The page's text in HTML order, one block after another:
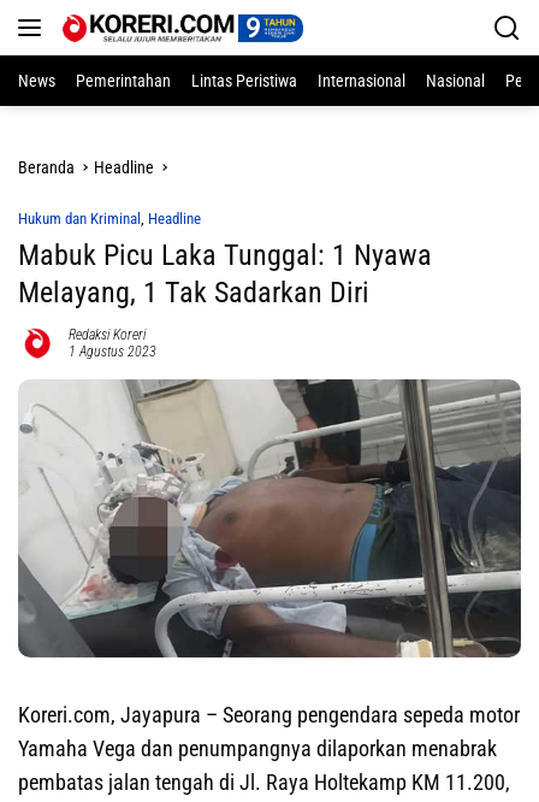
News
Pemerintahan Lintas Peristiwa Internasional Nasional
Beranda Headline
Hukum dan Kriminal , Headline
Mabuk Picu Laka Tunggal: 1 Nyawa
Melayang, 1 Tak Sadarkan Diri
Redaksi Koreri
1 Agustus 2023
Koreri.com, Jayapura – Seorang pengendara sepeda motor
Yamaha Vega dan penumpangnya dilaporkan menabrak
pembatas jalan tengah di Jl. Raya Holtekamp KM 11.200,